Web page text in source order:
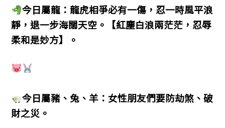
今日屬龍：龍虎相爭必有一傷，忍一時風平浪
靜，退一步海闊天空。【紅塵白浪兩茫茫，忍辱
柔和是妙方】。
今日屬豬、兔、羊：女性朋友們要防劫煞、破
財之災。